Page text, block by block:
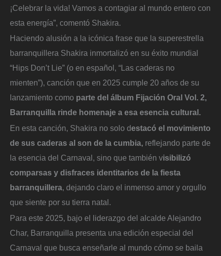
¡Celebrar la vida! Vamos a contagiar al mundo entero con
esta energía”, comentó Shakira.
Haciendo alusión a la icónica frase que la superestrella
barranquillera Shakira inmortalizó en su éxito mundial
“Hips Don’t Lie” (o en español, “Las caderas no
mienten”), canción que en 2025 cumple 20 años de su
lanzamiento como parte del álbum Fijación Oral Vol. 2,
Barranquilla rinde homenaje a esa esencia cultural.
En esta canción, Shakira no solo destacó el movimiento
de sus caderas al son de la cumbia, reflejando parte de
la esencia del Carnaval, sino que también visibilizó
comparsas y disfraces identitarios de la fiesta
barranquillera, dejando claro el inmenso amor y orgullo
que siente por su tierra natal.
Para este 2025, bajo el liderazgo del alcalde Alejandro
Char, Barranquilla presenta una edición especial del
Carnaval que busca enseñarle al mundo cómo se baila